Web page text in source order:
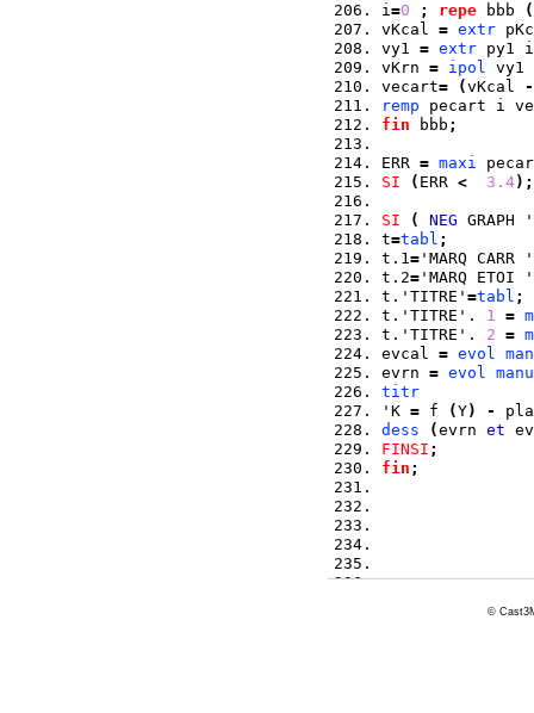
i=0 ; repe bbb
(
vKcal = extr
vy1 = extr py1 i
vKrn = ipol vy1
vecart= (vKcal -
remp pecart i
fin bbb ;
ERR = maxi
SI
( ERR < 3.4) ;
SI ( NEG
t=tabl ;
t.1= 'MARQ CARR '
t.2= 'MARQ ETOI '
t.'TITRE' =tabl ;
t.'TITRE'. 1 =
t.'TITRE'. 2 =
evcal = evol
evrn = evol manu
titr
'K = f (Y) -
dess
(evrn et
FINSI ;
fin ;
©